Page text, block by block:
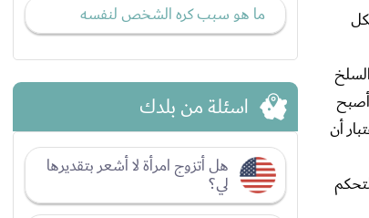
أن
ما هو سبب كره الشخص لنفسه
اسئلة من بلدك
هل أتزوج امرأة لا أشعر بتقديرها
لي؟